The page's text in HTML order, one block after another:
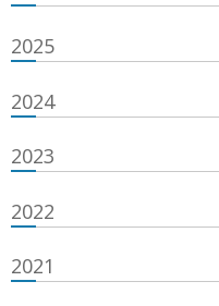
2025
2024
2023
2022
2021